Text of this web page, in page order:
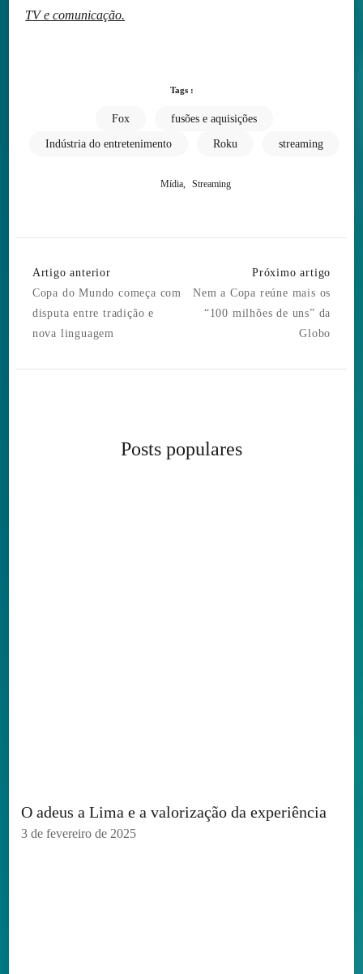
TV e comunicação.
Tags :
Fox fusões e aquisições
Indústria do entretenimento Roku streaming
Mídia Streaming
Navigation
Artigo anterior
Copa do Mundo começa com
disputa entre tradição e
nova linguagem
Próximo artigo
Nem a Copa reúne mais os
“100 milhões de uns” da
Globo
Posts populares
O adeus a Lima e a valorização da experiência
3 de fevereiro de 2025